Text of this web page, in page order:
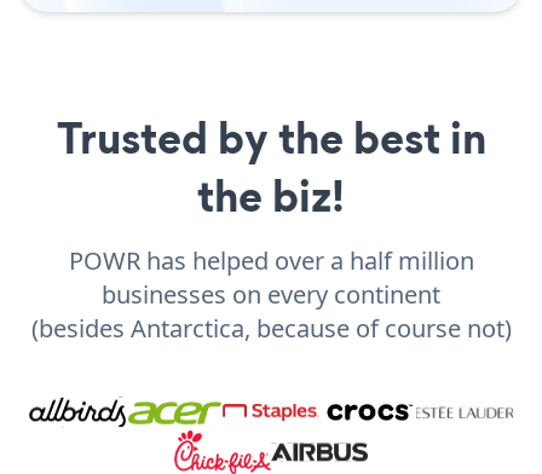
Trusted by the best in
the biz!
POWR has helped over a half million
businesses on every continent
(besides Antarctica, because of course not)